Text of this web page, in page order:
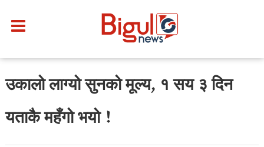
उकालो लाग्यो सुनको मूल्य, १ सय ३ दिन
यताकै महँगो भयो !